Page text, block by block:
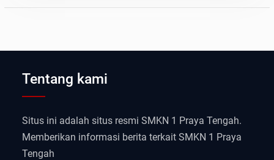
Tentang kami
Situs ini adalah situs resmi SMKN 1 Praya Tengah.
Memberikan informasi berita terkait SMKN 1 Praya
Tengah